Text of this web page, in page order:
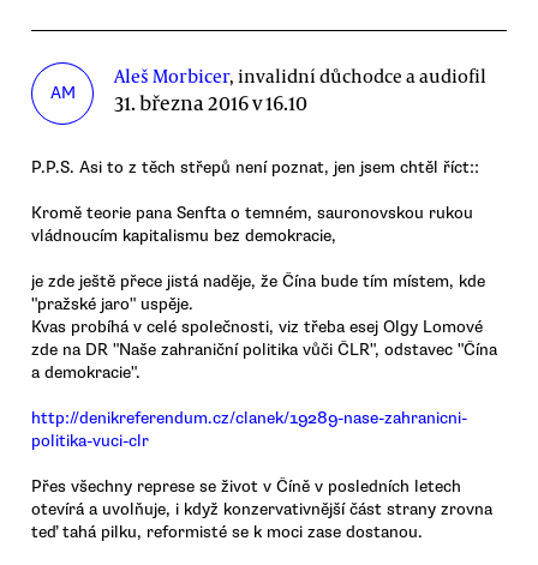
AM
Aleš Morbicer, invalidní důchodce a audiofil
31. března 2016 v 16.10
P.P.S. Asi to z těch střepů není poznat, jen jsem chtěl říct::
Kromě teorie pana Senfta o temném, sauronovskou rukou
vládnoucím kapitalismu bez demokracie,
je zde ještě přece jistá naděje, že Čína bude tím místem, kde
"pražské jaro" uspěje.
Kvas probíhá v celé společnosti, viz třeba esej Olgy Lomové
zde na DR "Naše zahraniční politika vůči ČLR", odstavec "Čína
a demokracie".
http://denikreferendum.cz/clanek/19289-nase-zahranicni-
politika-vuci-clr
Přes všechny represe se život v Číně v posledních letech
otevírá a uvolňuje, i když konzervativnější část strany zrovna
teď tahá pilku, reformisté se k moci zase dostanou.